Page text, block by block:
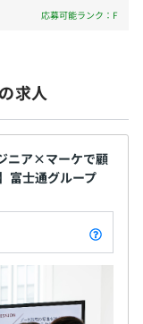
ため自由に活用
用し、スキルアッ
購入サポートしま
ウェア健康保険組
災保険）
ム開発を含む
て、顧客企業の
ィスト200名
上、エンジニ
自社プロダク
提供を通じ
応募可能ランク：F
求人
ニア×マーケで顧
富士通グループ